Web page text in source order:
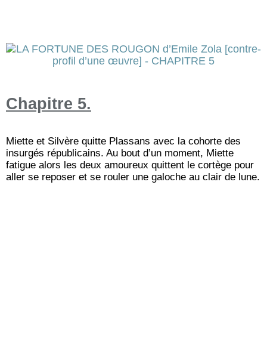
Chapitre 5.
Miette et Silvère quitte Plassans avec la cohorte des
insurgés républicains. Au bout d’un moment, Miette
fatigue alors les deux amoureux quittent le cortège pour
aller se reposer et se rouler une galoche au clair de lune.